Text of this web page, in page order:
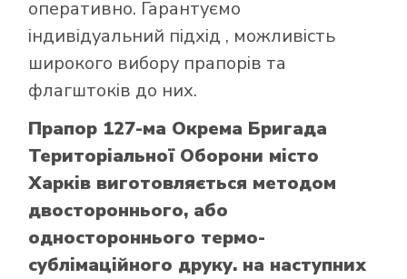
оперативно. Гарантуємо
індивідуальний підхід , можливість
широкого вибору прапорів та
флагштоків до них.
Прапор 127-ма Окрема Бригада
Територіальної Оборони місто
Харків виготовляється методом
двостороннього, або
одностороннього термо-
сублімаційного друку. на наступних